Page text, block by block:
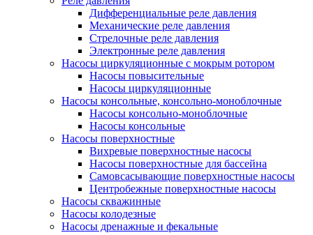
Дифференциальные реле давления
Механические реле давления
Стрелочные реле давления
Электронные реле давления
Насосы циркуляционные с мокрым ротором
Насосы повысительные
Насосы циркуляционные
Насосы консольные, консольно-моноблочные
Насосы консольно-моноблочные
Насосы консольные
Насосы поверхностные
Вихревые поверхностные насосы
Насосы поверхностные для бассейна
Самовсасывающие поверхностные насосы
Центробежные поверхностные насосы
Насосы скважинные
Насосы колодезные
Насосы дренажные и фекальные